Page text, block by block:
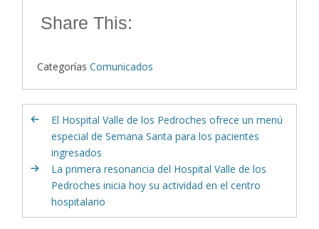
Share This:
Categorías Comunicados
El Hospital Valle de los Pedroches ofrece un menú
especial de Semana Santa para los pacientes
ingresados
La primera resonancia del Hospital Valle de los
Pedroches inicia hoy su actividad en el centro
hospitalario